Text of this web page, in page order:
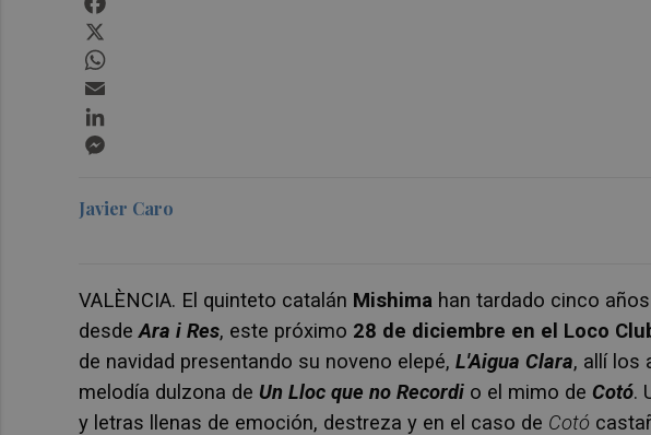
Javier Caro
VALÈNCIA. El quinteto catalán Mishima han tardado cinco
desde Ara i Res, este próximo 28 de diciembre en el Loco
de navidad presentando su noveno elepé, L'Aigua Clara, allí los
melodía dulzona de Un Lloc que no Recordi o el mimo de Cotó.
y letras llenas de emoción, destreza y en el caso de Cotó